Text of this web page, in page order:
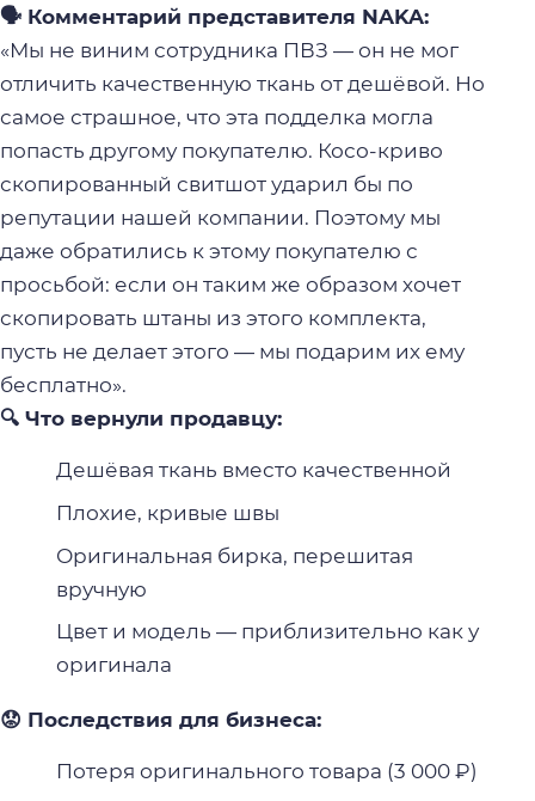
🗣️ Комментарий представителя NAKA:
«Мы не виним сотрудника ПВЗ — он не мог
отличить качественную ткань от дешёвой. Но
самое страшное, что эта подделка могла
попасть другому покупателю. Косо-криво
скопированный свитшот ударил бы по
репутации нашей компании. Поэтому мы
даже обратились к этому покупателю с
просьбой: если он таким же образом хочет
скопировать штаны из этого комплекта,
пусть не делает этого — мы подарим их ему
бесплатно».
🔍 Что вернули продавцу:
Дешёвая ткань вместо качественной
Плохие, кривые швы
Оригинальная бирка, перешитая
вручную
Цвет и модель — приблизительно как у
оригинала
😟 Последствия для бизнеса:
Потеря оригинального товара (3 000 ₽)